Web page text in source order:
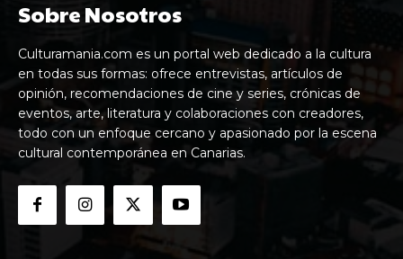
Sobre Nosotros
Culturamania.com es un portal web dedicado a la cultura
en todas sus formas: ofrece entrevistas, artículos de
opinión, recomendaciones de cine y series, crónicas de
eventos, arte, literatura y colaboraciones con creadores,
todo con un enfoque cercano y apasionado por la escena
cultural contemporánea en Canarias.